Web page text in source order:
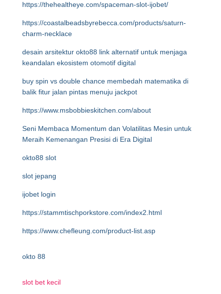
https://thehealtheye.com/spaceman-slot-ijobet/
https://coastalbeadsbyrebecca.com/products/saturn-
charm-necklace
desain arsitektur okto88 link alternatif untuk menjaga
keandalan ekosistem otomotif digital
buy spin vs double chance membedah matematika di
balik fitur jalan pintas menuju jackpot
https://www.msbobbieskitchen.com/about
Seni Membaca Momentum dan Volatilitas Mesin untuk
Meraih Kemenangan Presisi di Era Digital
okto88 slot
slot jepang
ijobet login
https://stammtischporkstore.com/index2.html
https://www.chefleung.com/product-list.asp
okto 88
slot bet kecil